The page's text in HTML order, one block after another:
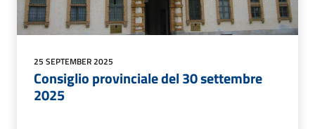
25 SEPTEMBER 2025
Consiglio provinciale del 30 settembre
2025